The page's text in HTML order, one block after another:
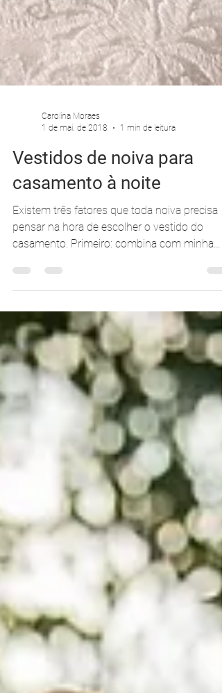
1 de mai. de 2018
1 min de leitura
Vestidos de noiva para
casamento à noite
Existem três fatores que toda noiva precisa
pensar na hora de escolher o vestido do
casamento. Primeiro: combina com minha